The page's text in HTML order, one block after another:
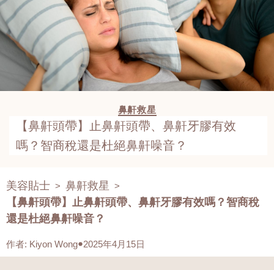
鼻鼾救星
【鼻鼾頭帶】止鼻鼾頭帶、鼻鼾牙膠有效
嗎？智商稅還是杜絕鼻鼾噪音？
美容貼士 > 鼻鼾救星 >
【鼻鼾頭帶】止鼻鼾頭帶、鼻鼾牙膠有效嗎？智商稅
還是杜絕鼻鼾噪音？
作者: Kiyon Wong 2025年4月15日